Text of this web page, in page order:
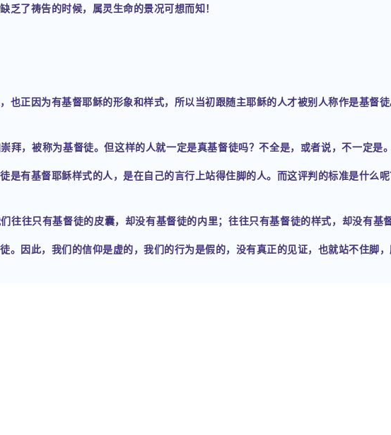
乏了祷告的时候，属灵生命的景况可想而知！
也正因为有基督耶稣的形象和样式，所以当初跟随主耶稣的人才被别人称作是基督
拜，被称为基督徒。但这样的人就一定是真基督徒吗？不全是，或者说，不一定是
是有基督耶稣样式的人，是在自己的言行上站得住脚的人。而这评判的标准是什么呢
往往只有基督徒的皮囊，却没有基督徒的内里；往往只有基督徒的样式，却没有
。因此，我们的信仰是虚的，我们的行为是假的，没有真正的见证，也就站不住脚